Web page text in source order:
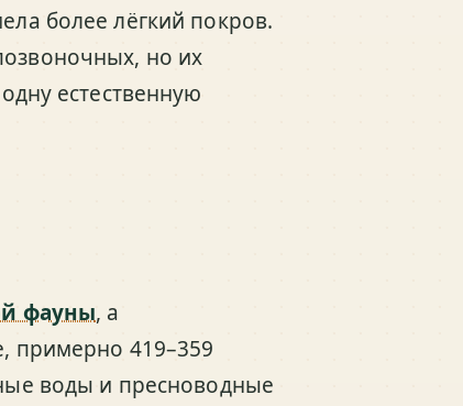
более лёгкий покров.
но их
естественную
фауны, а
примерно 419–359
воды и пресноводные